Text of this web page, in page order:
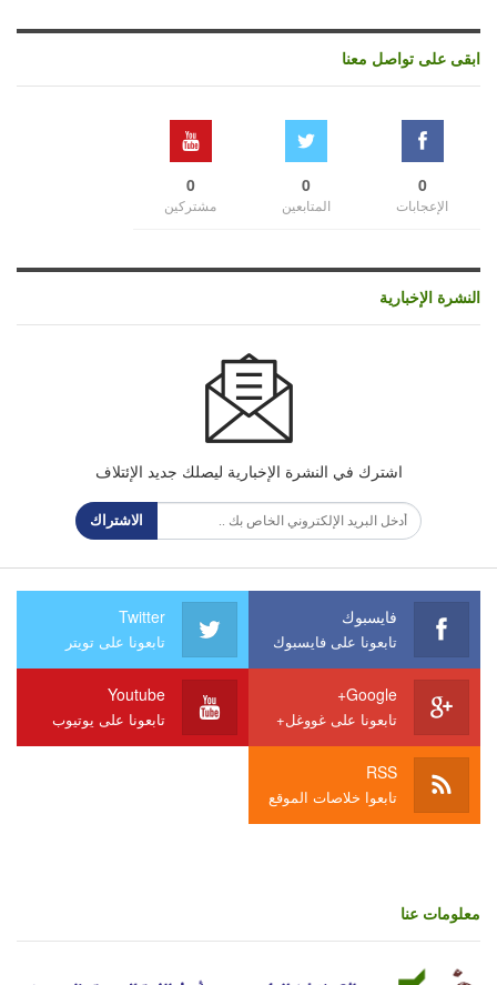
ابقى على تواصل معنا
0
الإعجابات
0
المتابعين
0
مشتركين
النشرة الإخبارية
اشترك في النشرة الإخبارية ليصلك جديد الإئتلاف
الاشتراك
فايسبوك
تابعونا على فايسبوك
Twitter
تابعونا على تويتر
Google+
تابعونا على غووغل+
Youtube
تابعونا على يوتيوب
RSS
تابعوا خلاصات الموقع
معلومات عنا